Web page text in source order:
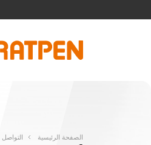
الصفحة الرئيسية التواصل